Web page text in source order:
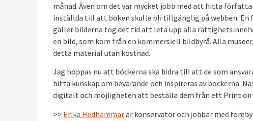
månad. Även om det var mycket jobb med att hitta
inställda till att boken skulle bli tillgänglig på webben. En
gäller bilderna tog det tid att leta upp alla
en bild, som kom från en kommersiell bildbyrå. Alla
detta material utan kostnad.
Jag hoppas nu att böckerna ska bidra till att de som
hitta kunskap om bevarande och inspireras av böckerna.
digitalt och möjligheten att beställa dem från ett Print on
>> Erika Hedhammarär konservator och jobbar med